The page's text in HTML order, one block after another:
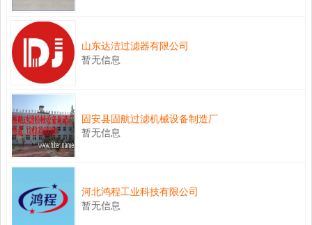
山东达洁过滤器有限公司
暂无信息
固安县固航过滤机械设备制造厂
暂无信息
河北鸿程工业科技有限公司
暂无信息